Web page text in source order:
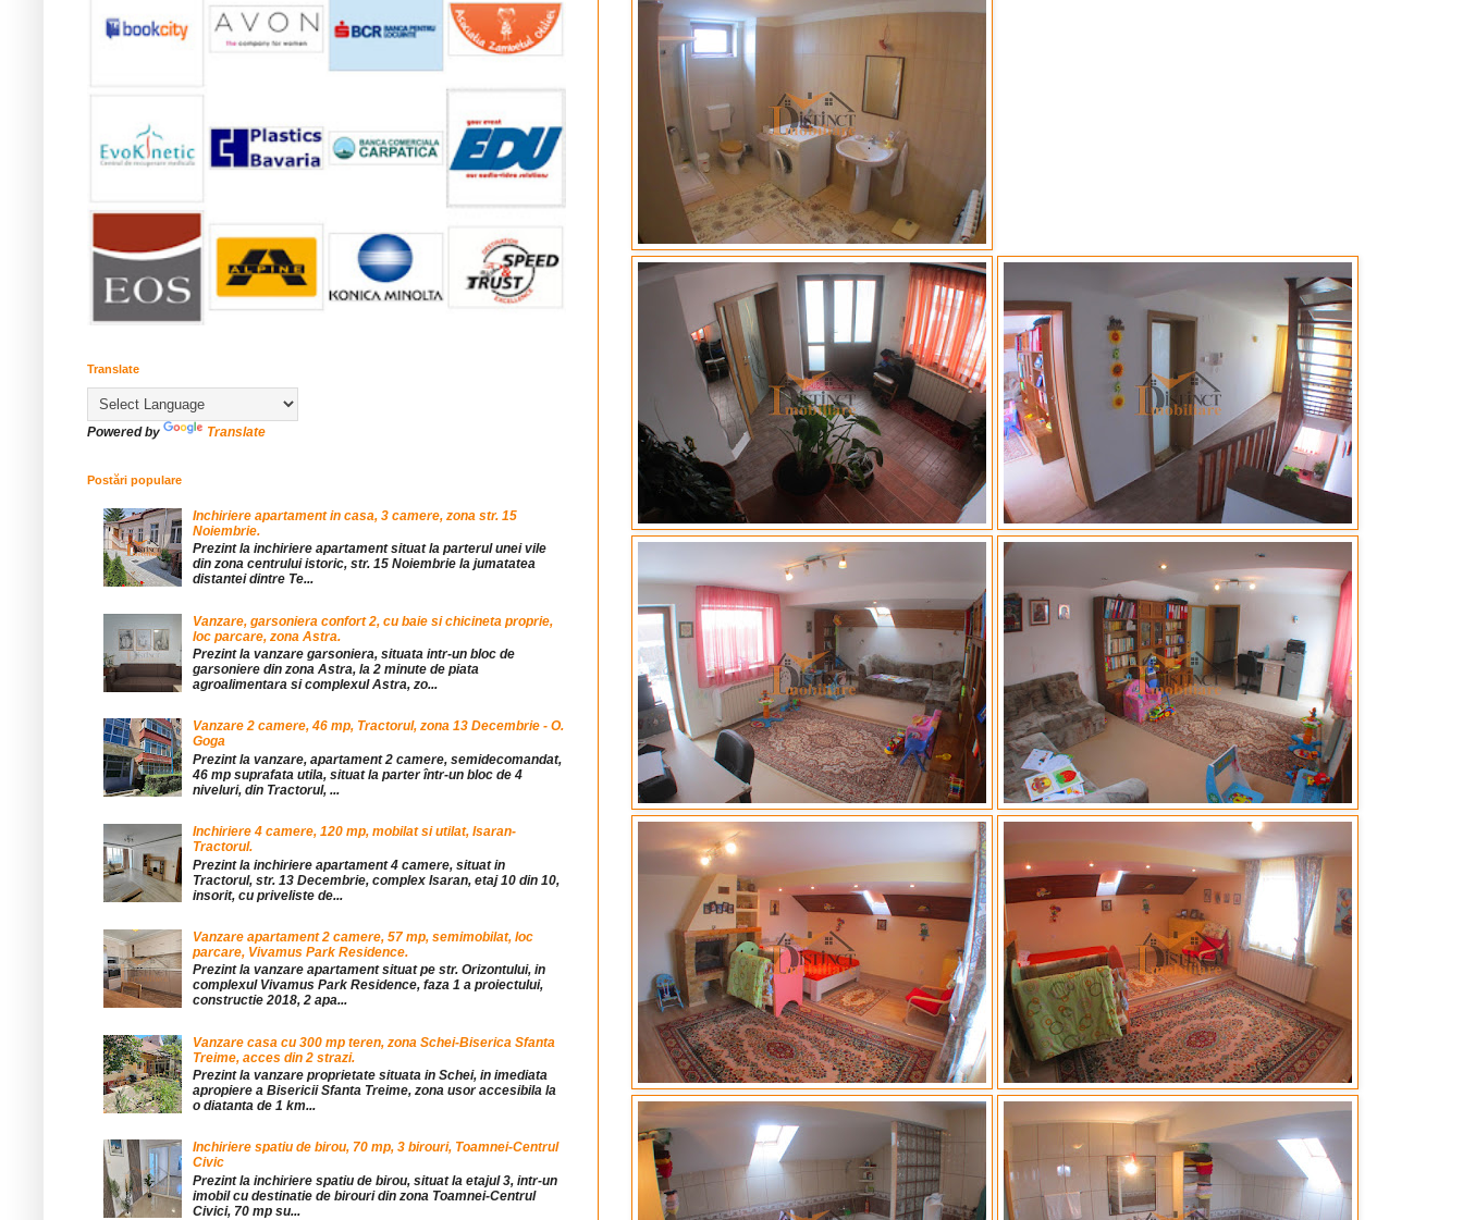
Translate
Powered by Translate
Postări populare
Inchiriere apartament in casa, 3 camere, zona str. 15
Noiembrie.
Prezint la inchiriere apartament situat la parterul unei vile
din zona centrului istoric, str. 15 Noiembrie la jumatatea
distantei dintre Te...
Vanzare, garsoniera confort 2, cu baie si chicineta proprie,
loc parcare, zona Astra.
Prezint la vanzare garsoniera, situata intr-un bloc de
garsoniere din zona Astra, la 2 minute de piata
agroalimentara si complexul Astra, zo...
Vanzare 2 camere, 46 mp, Tractorul, zona 13 Decembrie - O.
Goga
Prezint la vanzare, apartament 2 camere, semidecomandat,
46 mp suprafata utila, situat la parter într-un bloc de 4
niveluri, din Tractorul, ...
Inchiriere 4 camere, 120 mp, mobilat si utilat, Isaran-
Tractorul.
Prezint la inchiriere apartament 4 camere, situat in
Tractorul, str. 13 Decembrie, complex Isaran, etaj 10 din 10,
insorit, cu priveliste de...
Vanzare apartament 2 camere, 57 mp, semimobilat, loc
parcare, Vivamus Park Residence.
Prezint la vanzare apartament situat pe str. Orizontului, in
complexul Vivamus Park Residence, faza 1 a proiectului,
constructie 2018, 2 apa...
Vanzare casa cu 300 mp teren, zona Schei-Biserica Sfanta
Treime, acces din 2 strazi.
Prezint la vanzare proprietate situata in Schei, in imediata
apropiere a Bisericii Sfanta Treime, zona usor accesibila la
o diatanta de 1 km...
Inchiriere spatiu de birou, 70 mp, 3 birouri, Toamnei-Centrul
Civic
Prezint la inchiriere spatiu de birou, situat la etajul 3, intr-un
imobil cu destinatie de birouri din zona Toamnei-Centrul
Civici, 70 mp su...